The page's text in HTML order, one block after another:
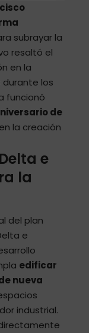
subrayar la
resaltó el
en la
los
funcionó
de
la creación
e
la
del plan
e
edificar
nueva
industrial.